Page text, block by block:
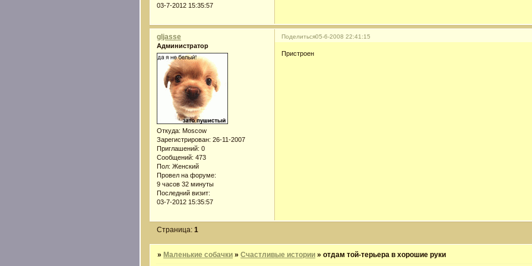
03-7-2012 15:35:57
Поделиться05-6-2008 22:41:15
gljasse
Администратор
Откуда: Moscow
Зарегистрирован: 26-11-2007
Приглашений: 0
Сообщений: 473
Пол: Женский
Провел на форуме:
9 часов 32 минуты
Последний визит:
03-7-2012 15:35:57
Пристроен
Страница:1
» Маленькие собачки »Счастливые истории »отдам той-терьера в хорошие руки